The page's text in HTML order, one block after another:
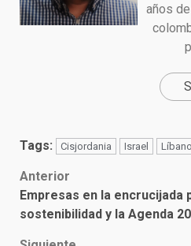
años
Tags: Cisjordania Israel Líbano
Post
navigation
Anterior
Empresas en la encrucijada
sostenibilidad y la Agenda